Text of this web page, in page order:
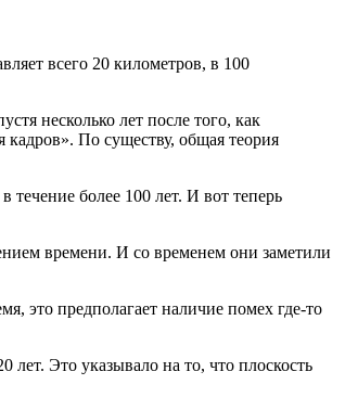
всего 20 километров, в 100
несколько лет после того, как
По существу, общая теория
более 100 лет. И вот теперь
времени. И со временем они заметили
это предполагает наличие помех где-то
Это указывало на то, что плоскость